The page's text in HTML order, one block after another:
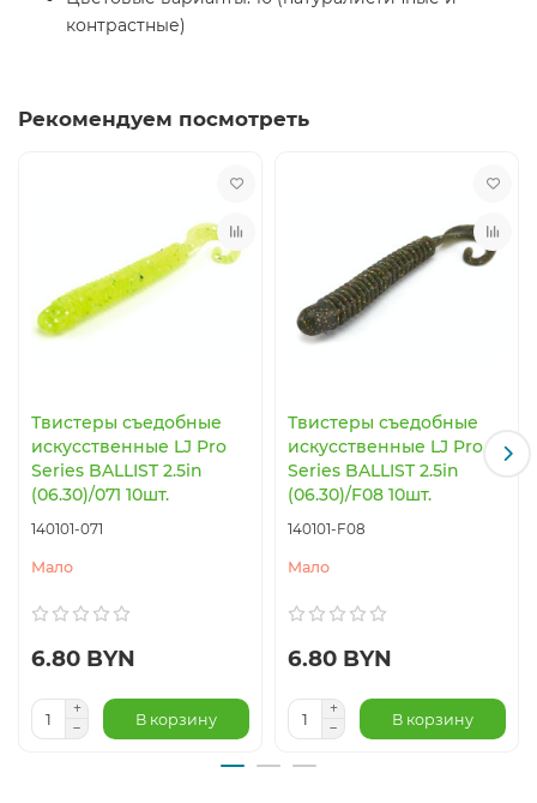
контрастные)
Рекомендуем посмотреть
Твистеры съедобные
искусственные LJ Pro
Series BALLIST 2.5in
(06.30)/071 10шт.
140101-071
Мало
6.80 BYN
В корзину
Твистеры съедобные
искусственные LJ Pro
Series BALLIST 2.5in
(06.30)/F08 10шт.
140101-F08
Мало
6.80 BYN
В корзину